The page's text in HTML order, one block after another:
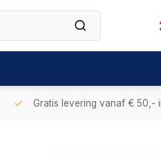
Gratis levering vanaf € 50,-